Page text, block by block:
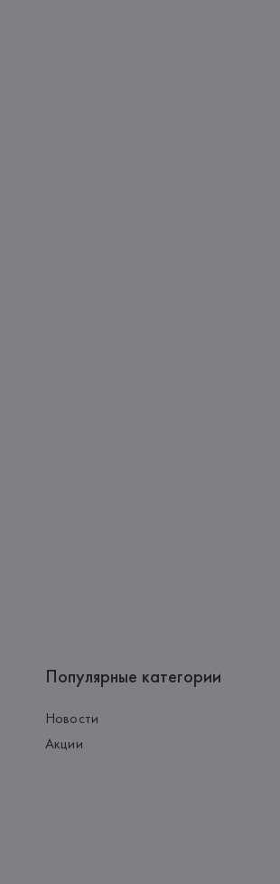
Популярные категории
Новости
Акции